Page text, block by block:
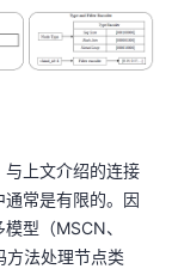
与上文介绍的连接
常是有限的。因
型（MSCN、
法处理节点类